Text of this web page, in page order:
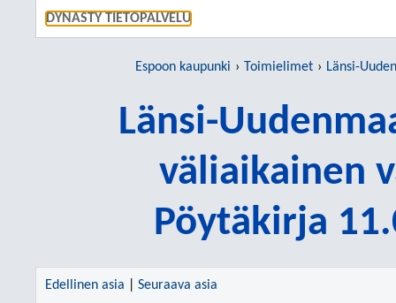
DYNASTY TIETOPALVELU
Espoon kaupunki Toimielimet Länsi-Uudenmaan
Länsi-
väliaikainen
Pöytäkirja
Edellinen asia Seuraava asia